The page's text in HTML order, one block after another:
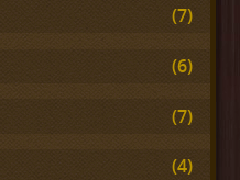
(7)
(6)
(7)
(4)